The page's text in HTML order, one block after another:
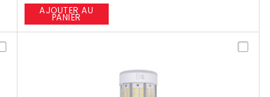
AJOUTER AU
PANIER